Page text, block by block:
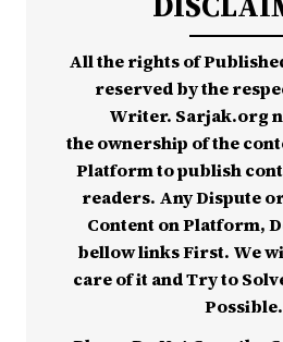
All the rights of
reserved by the
Writer. Sarjak.org
the ownership of the
Platform to publish
readers. Any Dispute
Content on Platform,
bellow links First. We
care of it and Try to
Possible.